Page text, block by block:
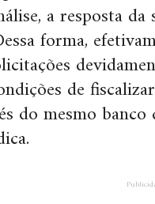
a resposta
forma,
de
do mesmo